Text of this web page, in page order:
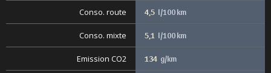
Conso. route 4,5 l/100 km
Conso. mixte 5,1 l/100 km
Emission CO2 134 g/km